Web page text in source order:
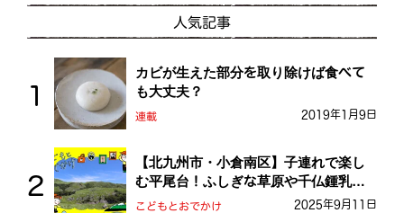
人気記事
カビが生えた部分を取り除けば食べて
も大丈夫？
連載 2019年1月9日
【北九州市・小倉南区】子連れで楽し
む平尾台！ふしぎな草原や千仏鍾乳洞
を探検しよう！
こどもとおでかけ 2025年9月11日